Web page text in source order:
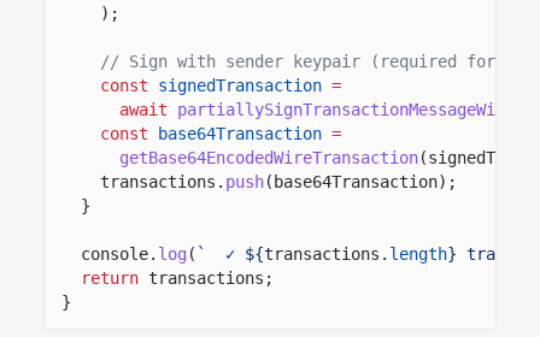
);
// Sign with sender keypair (required for
const
signedTransaction =
await
const
base64Transaction =
getBase64EncodedWireTransaction
transactions. push(base64Transaction);
}
console. log ( `  ✓ ${transactions . length}
return transactions;
}